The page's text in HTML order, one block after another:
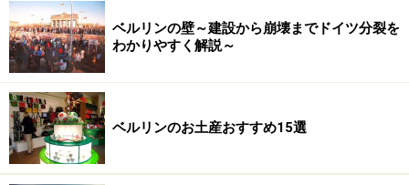
ンナッツパイなど、まさにアメリカン！なケーキが10種
類以上も揃っています。好きなケーキを4種類選べるセ
ット（6.9ユーロ）も用意されているのが、食いしん坊と
しては嬉しいところ。
朝食セットやサンドイッチ、ベーグルなどの軽食も種類
豊富なので、食事カフェとしてもおすすめ。10種類以上
ベルリンの壁～建設から崩壊までドイツ分裂を
わかりやすく解説～
ベルリンのお土産おすすめ15選